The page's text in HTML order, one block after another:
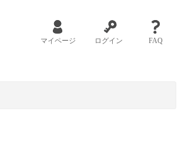
マイページ ログイン FAQ